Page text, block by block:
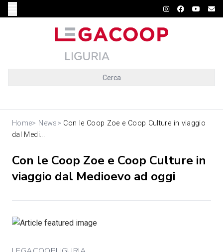
Cerca
Home> News> Con le Coop Zoe e Coop Culture in viaggio
dal Medi...
Con le Coop Zoe e Coop Culture in
viaggio dal Medioevo ad oggi